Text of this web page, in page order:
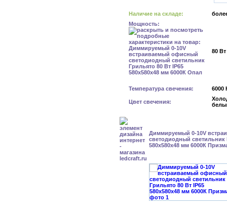
Наличие на складе:
Мощность:
80 Вт
Температура свечения: 6000
Цвет свечения:
Диммируемый 0-10V
светодиодный светильник
580x580x48 мм 6000К